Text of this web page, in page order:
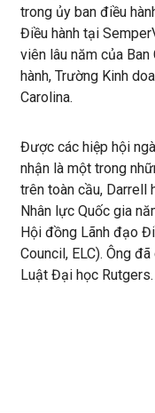
trong ủy ban điều
Điều hành tại
viên lâu năm của
hành, Trường Kinh
Carolina.
Được các hiệp hội
nhận là một trong
trên toàn cầu, Darrell
Nhân lực Quốc gia
Hội đồng Lãnh đạo
Council, ELC). Ông
Luật Đại học Rutgers.